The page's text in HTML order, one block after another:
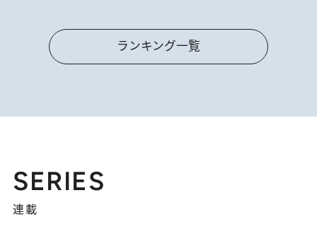
ランキング一覧
SERIES
連載